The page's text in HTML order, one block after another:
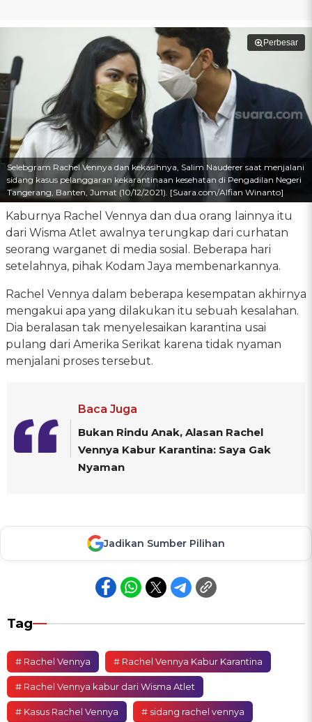
Perbesar
Selebgram Rachel Vennya dan kekasihnya, Salim Nauderer saat menjalani
sidang kasus pelanggaran kekarantinaan kesehatan di Pengadilan Negeri
Tangerang, Banten, Jumat (10/12/2021). [Suara.com/Alfian Winanto]
Kaburnya Rachel Vennya dan dua orang lainnya itu
dari Wisma Atlet awalnya terungkap dari curhatan
seorang warganet di media sosial. Beberapa hari
setelahnya, pihak Kodam Jaya membenarkannya.
Rachel Vennya dalam beberapa kesempatan akhirnya
mengakui apa yang dilakukan itu sebuah kesalahan.
Dia beralasan tak menyelesaikan karantina usai
pulang dari Amerika Serikat karena tidak nyaman
menjalani proses tersebut.
Baca Juga
Bukan Rindu Anak, Alasan Rachel
Vennya Kabur Karantina: Saya Gak
Nyaman
Jadikan Sumber Pilihan
Tag
# Rachel Vennya # Rachel Vennya Kabur Karantina
# Rachel Vennya kabur dari Wisma Atlet
# Kasus Rachel Vennya # sidang rachel vennya